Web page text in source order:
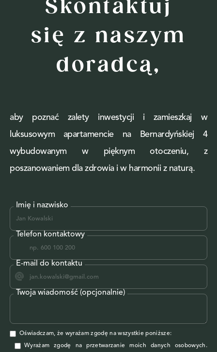
Imię i nazwisko
Telefon kontaktowy
E-mail do kontaktu
Twoja wiadomość (opcjonalnie)
Oświadczam, że wyrażam zgodę na wszystkie poniższe:
Wyrażam zgodę na przetwarzanie moich danych osobowych .
Skontaktuj
się z naszym
doradcą,
aby poznać zalety inwestycji i zamieszkaj w
luksusowym apartamencie na Bernardyńskiej 4
wybudowanym w pięknym otoczeniu, z
poszanowaniem dla zdrowia i w harmonii z naturą.